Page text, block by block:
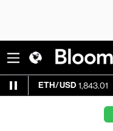
1,843.01 -2.07%